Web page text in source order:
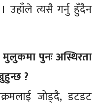
उहाँले त्यसै गर्नु हुँदैन
पुनः अस्थिरता
?
जोड्दै, डटडट